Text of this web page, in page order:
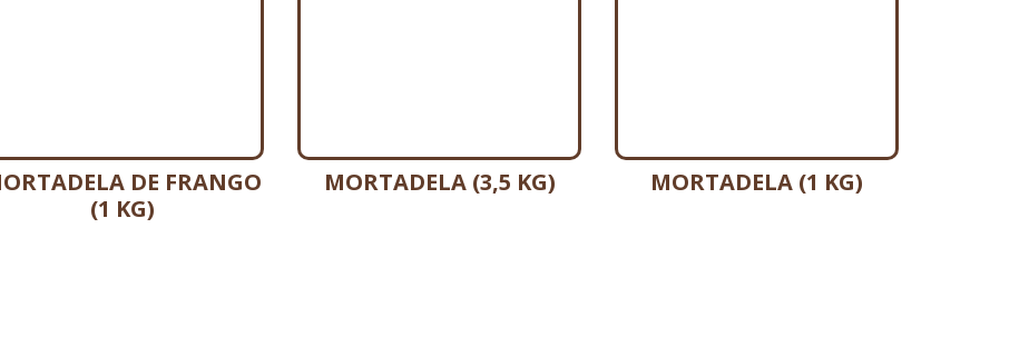
DE FRANGO
(1 KG)
MORTADELA (3,5 KG) MORTADELA (1 KG)